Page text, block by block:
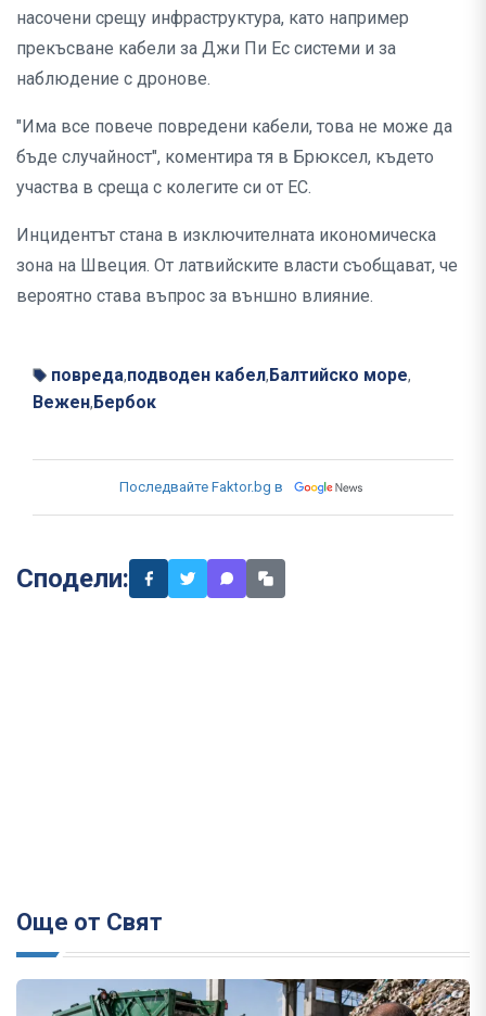
насочени срещу инфраструктура, като например
прекъсване кабели за Джи Пи Ес системи и за
наблюдение с дронове.
"Има все повече повредени кабели, това не може да
бъде случайност", коментира тя в Брюксел, където
участва в среща с колегите си от ЕС.
Инцидентът стана в изключителната икономическа
зона на Швеция. От латвийските власти съобщават, че
вероятно става въпрос за външно влияние.
повреда,подводен кабел, Балтийско море,
Вежен, Бербок
Последвайте Faktor.bg в
Сподели:
Още от Свят